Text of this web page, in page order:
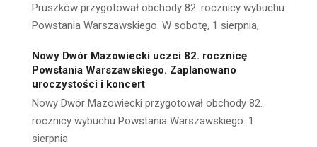
Pruszków przygotował obchody 82. rocznicy wybuchu
Powstania Warszawskiego. W sobotę, 1 sierpnia,
Nowy Dwór Mazowiecki uczci 82. rocznicę
Powstania Warszawskiego. Zaplanowano
uroczystości i koncert
Nowy Dwór Mazowiecki przygotował obchody 82.
rocznicy wybuchu Powstania Warszawskiego. 1
sierpnia